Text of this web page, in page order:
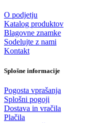
O podjetju
Katalog produktov
Blagovne znamke
Sodelujte z nami
Kontakt
Splošne informacije
Pogosta vprašanja
Splošni pogoji
Dostava in vračila
Plačila